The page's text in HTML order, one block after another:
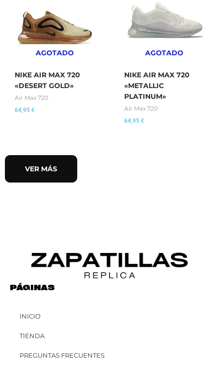
AGOTADO
NIKE AIR MAX 720
«DESERT GOLD»
Air Max 720
64,95 €
AGOTADO
NIKE AIR MAX 720
«METALLIC
PLATINUM»
Air Max 720
64,95 €
VER MÁS
PÁGINAS
INICIO
TIENDA
PREGUNTAS FRECUENTES